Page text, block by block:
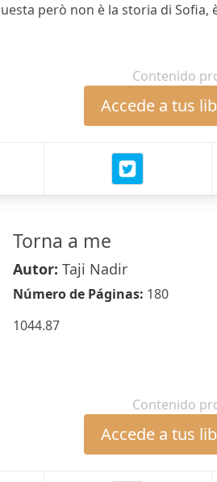
però non è la storia di
Contenido
Accede a tus
Torna a me
Autor: Taji Nadir
Número de Páginas: 180
1044.87
Contenido
Accede a tus